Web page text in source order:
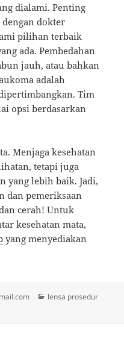
dialami. Penting
dokter
pilihan terbaik
ada. Pembedahan
jauh, atau bahkan
adalah
Tim
opsi berdasarkan
Menjaga kesehatan
tetapi juga
yang lebih baik. Jadi,
dan pemeriksaan
cerah! Untuk
kesehatan mata,
yang menyediakan
Categories
lensa prosedur